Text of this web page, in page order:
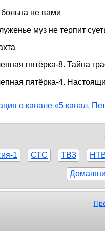
не вами
муз не терпит
пятёрка-8. Тайна
пятёрка-4.
о канале «5 канал.
1 СТС ТВ3